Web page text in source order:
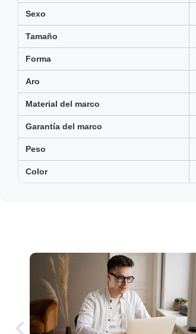
Sexo
Tamaño
Forma
Aro
Material del marco
Garantía del marco
Peso
Color